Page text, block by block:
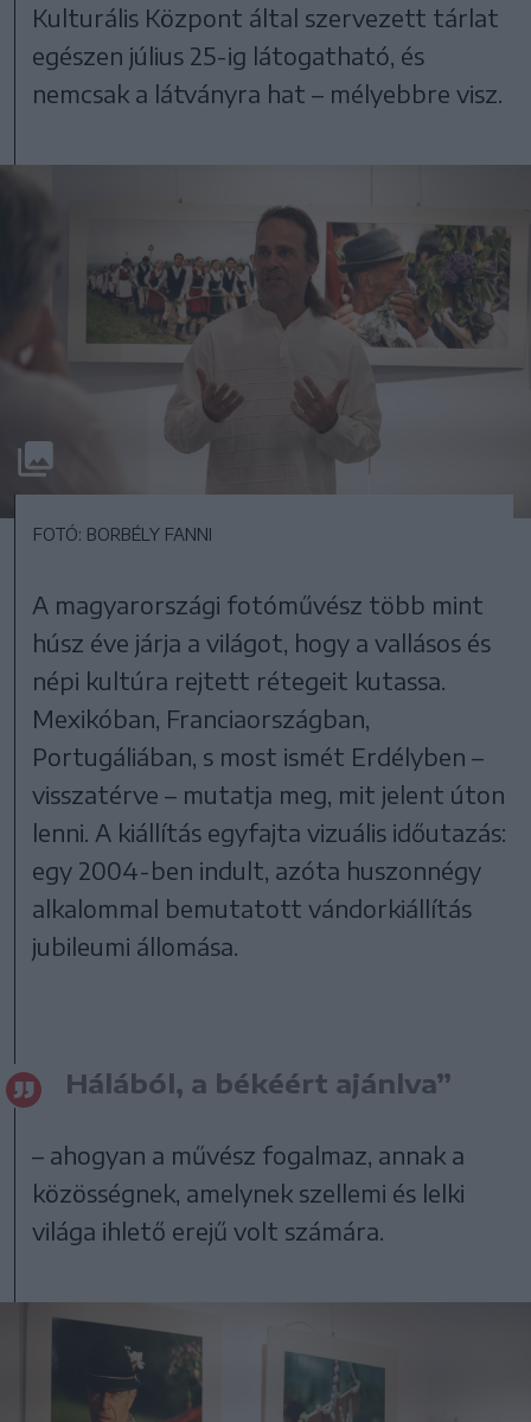
Kulturális Központ által szervezett tárlat
egészen július 25-ig látogatható, és
nemcsak a látványra hat – mélyebbre visz.
FOTÓ: BORBÉLY FANNI
A magyarországi fotóművész több mint
húsz éve járja a világot, hogy a vallásos és
népi kultúra rejtett rétegeit kutassa.
Mexikóban, Franciaországban,
Portugáliában, s most ismét Erdélyben –
visszatérve – mutatja meg, mit jelent úton
lenni. A kiállítás egyfajta vizuális időutazás:
egy 2004-ben indult, azóta huszonnégy
alkalommal bemutatott vándorkiállítás
jubileumi állomása.
Hálából, a békéért ajánlva”
– ahogyan a művész fogalmaz, annak a
közösségnek, amelynek szellemi és lelki
világa ihlető erejű volt számára.